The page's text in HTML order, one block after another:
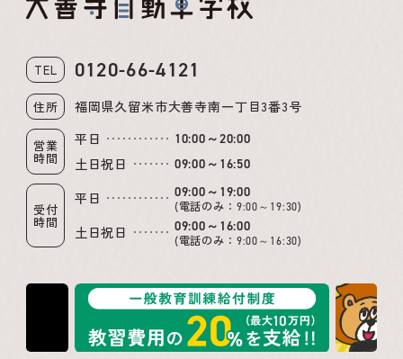
TEL 0120-66-4121
住所 福岡県久留米市大善寺南一丁目3番3号
営業
時間
平日 10:00～20:00
土日祝日 09:00～16:50
受付
時間
平日 09:00～19:00
(電話のみ： 9:00～19:30)
土日祝日 09:00～16:00
(電話のみ： 9:00～16:30)